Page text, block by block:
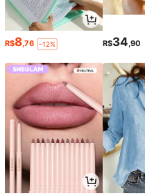
R$8,76 -12% R$34,90